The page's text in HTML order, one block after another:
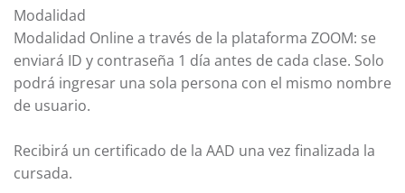
Modalidad
Modalidad Online a través de la plataforma ZOOM: se
enviará ID y contraseña 1 día antes de cada clase. Solo
podrá ingresar una sola persona con el mismo nombre
de usuario.
Recibirá un certificado de la AAD una vez finalizada la
cursada.